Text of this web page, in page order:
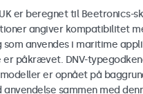
UK er beregnet til Beetronics-
angiver kompatibilitet
anvendes i maritime
påkrævet. DNV-
er opnået på
anvendelse sammen med